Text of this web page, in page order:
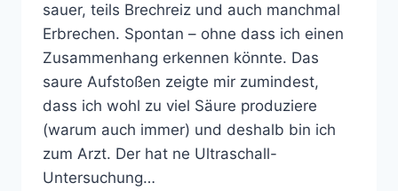
sauer, teils Brechreiz und auch manchmal
Erbrechen. Spontan – ohne dass ich einen
Zusammenhang erkennen könnte. Das
saure Aufstoßen zeigte mir zumindest,
dass ich wohl zu viel Säure produziere
(warum auch immer) und deshalb bin ich
zum Arzt. Der hat ne Ultraschall-
Untersuchung…